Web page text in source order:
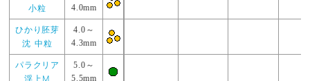
小粒
4.0mm
ひかり胚芽
沈 中粒
4.0～
4.3mm
パラクリア
浮上M
5.0～
5.5mm